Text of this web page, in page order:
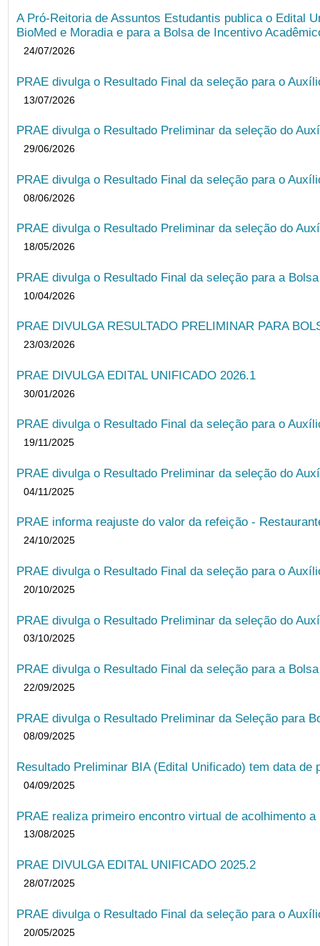
A Pró-Reitoria de Assuntos Estudantis publica o Edital
BioMed e Moradia e para a Bolsa de Incentivo
24/07/2026
PRAE divulga o Resultado Final da seleção para o
13/07/2026
PRAE divulga o Resultado Preliminar da seleção do
29/06/2026
PRAE divulga o Resultado Final da seleção para o
08/06/2026
PRAE divulga o Resultado Preliminar da seleção do
18/05/2026
PRAE divulga o Resultado Final da seleção para a
10/04/2026
PRAE DIVULGA RESULTADO PRELIMINAR PARA
23/03/2026
PRAE DIVULGA EDITAL UNIFICADO 2026.1
30/01/2026
PRAE divulga o Resultado Final da seleção para o
19/11/2025
PRAE divulga o Resultado Preliminar da seleção do
04/11/2025
PRAE informa reajuste do valor da refeição -
24/10/2025
PRAE divulga o Resultado Final da seleção para o
20/10/2025
PRAE divulga o Resultado Preliminar da seleção do
03/10/2025
PRAE divulga o Resultado Final da seleção para a
22/09/2025
PRAE divulga o Resultado Preliminar da Seleção para
08/09/2025
Resultado Preliminar BIA (Edital Unificado) tem data de
04/09/2025
PRAE realiza primeiro encontro virtual de acolhimento
13/08/2025
PRAE DIVULGA EDITAL UNIFICADO 2025.2
28/07/2025
PRAE divulga o Resultado Final da seleção para o
20/05/2025